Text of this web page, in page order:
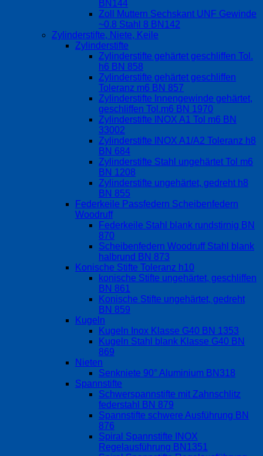
BN144
Zoll Muttern Sechskant UNF Gewinde
~0.8 Stahl 8 BN142
Zylinderstifte, Niete, Keile
Zylinderstifte
Zylinderstifte gehärtet geschliffen Tol.
h6 BN 858
Zylinderstifte gehärtet geschliffen
Toleranz m6 BN 857
Zylinderstifte Innengewinde gehärtet,
geschliffen Tol.m6 BN 1970
Zylinderstifte INOX A1 Tol m6 BN
33002
Zylinderstifte INOX A1/A2 Toleranz h8
BN 684
Zylinderstifte Stahl ungehärtet Tol m6
BN 1208
Zylinderstifte ungehärtet, gedreht h8
BN 855
Federkeile Passfedern Scheibenfedern
Woodruff
Federkeile Stahl blank rundstirnig BN
870
Scheibenfedern Woodruff Stahl blank
halbrund BN 873
Konische Stifte Toleranz h10
konische Stifte ungehärtet, geschliffen
BN 861
Konische Stifte ungehärtet, gedreht
BN 859
Kugeln
Kugeln Inox Klasse G40 BN 1353
Kugeln Stahl blank Klasse G40 BN
869
Nieten
Senkniete 90° Aluminium BN318
Spannstifte
Schwerspannstifte mit Zahnschlitz
federstahl BN 879
Spannstifte schwere Ausführung BN
876
Spiral Spannstifte INOX
Regelausführung BN1351